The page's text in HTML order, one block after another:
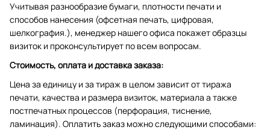
Учитывая разнообразие бумаги, плотности печати и
способов нанесения (офсетная печать, цифровая,
шелкография.), менеджер нашего офиса покажет образцы
визиток и проконсультирует по всем вопросам.
Стоимость, оплата и доставка заказа:
Цена за единицу и за тираж в целом зависит от тиража
печати, качества и размера визиток, материала а также
постпечатных процессов (перфорация, тиснение,
ламинация). Оплатить заказ можно следующими способами: